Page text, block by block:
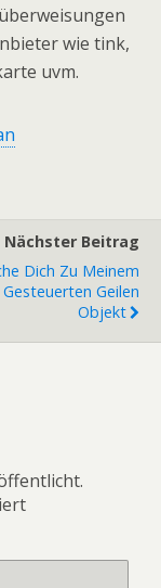
wie tink,
uvm.
Nächster Beitrag
Dich Zu Meinem
Geilen
Objekt